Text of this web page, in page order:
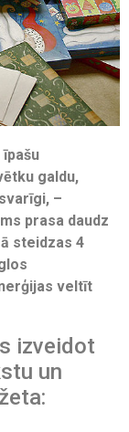
galdu,
–
prasa daudz
steidzas 4
veltīt
izveidot
un